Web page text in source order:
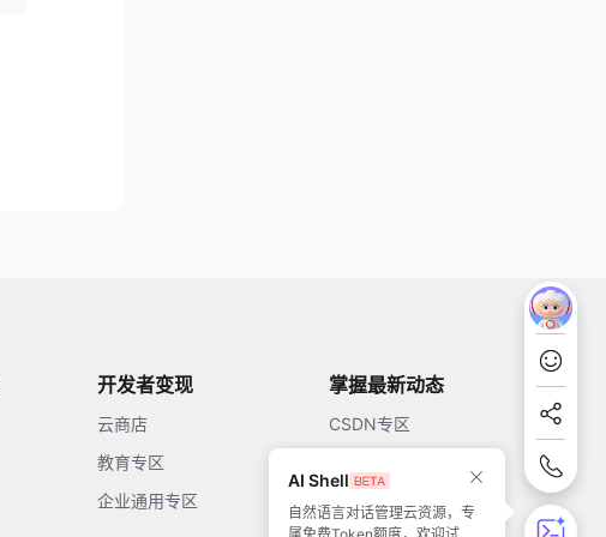
AI Shell
自然语言对话管理云资源，专
开发者变现
云商店
教育专区
企业通用专区
掌握最新动态
CSDN专区
开源中国